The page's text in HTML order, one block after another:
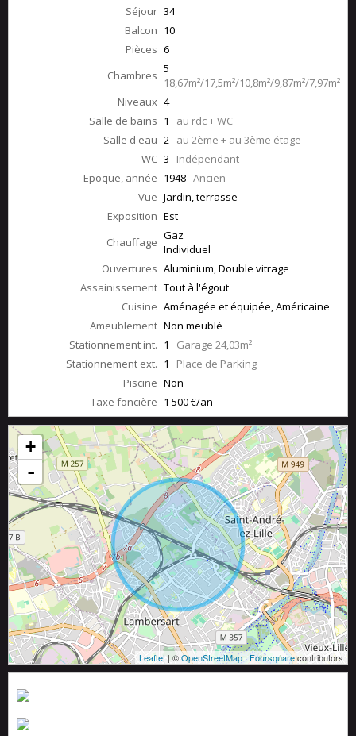
Séjour 34
Balcon 10
Pièces 6
Chambres 5
18,67m²/17,5m²/10,8m²/9,87m²/7,97m²
Niveaux 4
Salle de bains 1 au rdc + WC
Salle d'eau 2 au 2ème + au 3ème étage
WC 3 Indépendant
Epoque, année 1948 Ancien
Vue Jardin, terrasse
Exposition Est
Chauffage Gaz
Individuel
Ouvertures Aluminium, Double vitrage
Assainissement Tout à l'égout
Cuisine Aménagée et équipée, Américaine
Ameublement Non meublé
Stationnement int. 1 Garage 24,03m²
Stationnement ext. 1 Place de Parking
Piscine Non
Taxe foncière 1 500 €/an
+
-
Leaflet| ©OpenStreetMap |Foursquarecontributors